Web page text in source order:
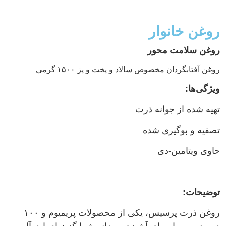
روغن خانوار
روغن سلامت محور
روغن آفتابگردان مخصوص سالاد و پخت و پز ۱۵۰۰ گرمی
ویژگی‌ها:
تهیه شده از جوانه ذرت
تصفیه و بوگیری شده
حاوی ویتامین-دی
توضیحات:
روغن ذرت پرسیس، یکی از محصولات پریمیوم و ۱۰۰